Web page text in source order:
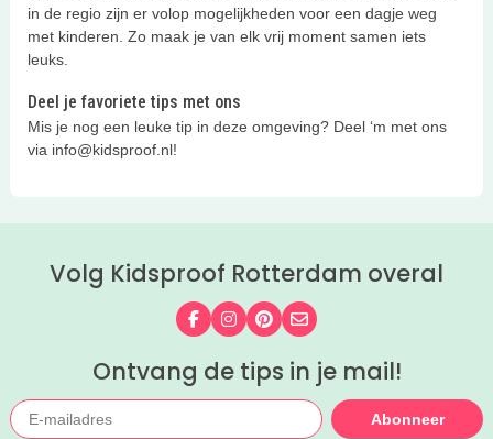
in de regio zijn er volop mogelijkheden voor een dagje weg
met kinderen. Zo maak je van elk vrij moment samen iets
leuks.
Deel je favoriete tips met ons
Mis je nog een leuke tip in deze omgeving? Deel ‘m met ons
via info@kidsproof.nl!
Volg Kidsproof Rotterdam overal
Volg ons op Facebook
Volg ons op Instagram
Volg ons op Pinterest
Mail ons
Ontvang de tips in je mail!
Abonneer